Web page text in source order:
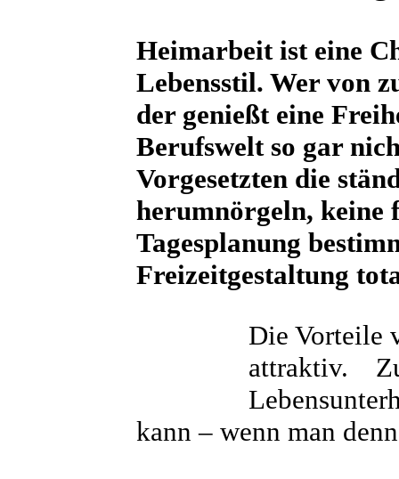
Heimarbeit ist eine
Lebensstil. Wer von
der genießt eine
Berufswelt so gar
Vorgesetzten die
herumnörgeln, keine
Tagesplanung
Freizeitgestaltung
Die Vorteile
attraktiv.
kann – wenn man